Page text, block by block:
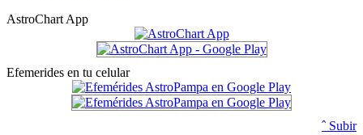
AstroChart App
Efemerides en tu celular
ˆ Subir